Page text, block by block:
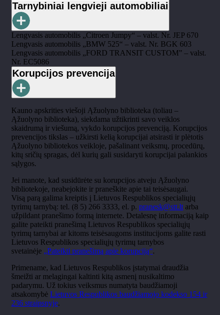
Tarnybiniai lengvieji automobiliai
Lengvasis automobilis „Citroen Jumpy“ – valst. Nr. JEP 670
Lengvasis automobilis „BMW 525“ – valst. Nr. BGK 603
Lengvasis automobilis „FORD TRANSIT CUSTOM” – valst.
Nr. EC5086
Korupcijos prevencija
Kauno apskrities viešoji Ąžuolyno biblioteka (toliau –
Ąžuolyno biblioteka), siekdama užtikrinti savo veiklos
skaidrumą ir viešumą, vykdo korupcijos prevenciją. Korupcijos
prevencijos tikslas – užkirsti kelią korupcijai atsirasti ir plėtotis
Ąžuolyno bibliotekos veikloje, pašalinant veiksmų, procedūrų,
kitų sričių spragas, dėl kurių gali susidaryti korupcijai palankios
sąlygos.
Jei manote, kad susidūrėte su korupcijos atveju Ąžuolyno
bibliotekoje, neabejokite ir praneškite apie tai teisėsaugai.
Visą parą galima kreiptis į Lietuvos Respublikos specialiųjų
tyrimų tarnybą: tel. (8 5) 266 3333, el. p. pranesk@stt.lt arba
užpildant pranešimo formą internete. Detalesnę informaciją kaip
galite pateikti pranešimą Lietuvos Respublikos specialiųjų
tyrimų tarnybai ar kitoms teisėsaugoms institucijoms galite rasti
Lietuvos Respublikos specialiųjų tyrimų tarnybos
svetainėje „Pateikti pranešimą apie korupciją“.
Primename, kad Lietuvos Respublikos įstatymai draudžia
šmeižti ar melagingai kaltinti kitą asmenį nusikaltimo
padarymu. Už tokius veiksmus numatyta baudžiamoji
atsakomybė Lietuvos Respublikos baudžiamojo kodekso 154 ir
236 straipsnyje.